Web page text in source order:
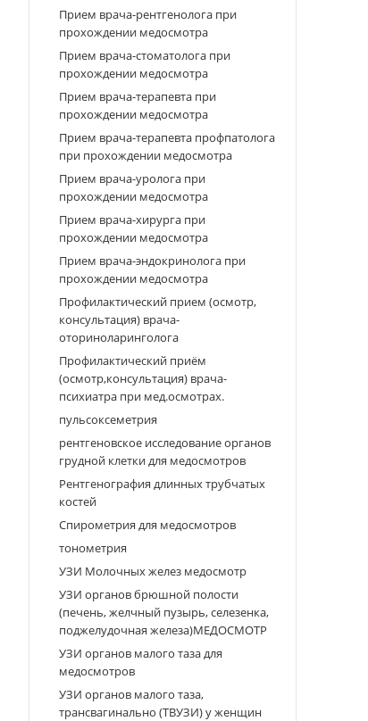
Прием врача-рентгенолога при
прохождении медосмотра
Прием врача-стоматолога при
прохождении медосмотра
Прием врача-терапевта при
прохождении медосмотра
Прием врача-терапевта профпатолога
при прохождении медосмотра
Прием врача-уролога при
прохождении медосмотра
Прием врача-хирурга при
прохождении медосмотра
Прием врача-эндокринолога при
прохождении медосмотра
Профилактический прием (осмотр,
консультация) врача-
оториноларинголога
Профилактический приём
(осмотр,консультация) врача-
психиатра при мед.осмотрах.
пульсоксеметрия
рентгеновское исследование органов
грудной клетки для медосмотров
Рентгенография длинных трубчатых
костей
Спирометрия для медосмотров
тонометрия
УЗИ Молочных желез медосмотр
УЗИ органов брюшной полости
(печень, желчный пузырь, селезенка,
поджелудочная железа)МЕДОСМОТР
УЗИ органов малого таза для
медосмотров
УЗИ органов малого таза,
трансвагинально (ТВУЗИ) у женщин